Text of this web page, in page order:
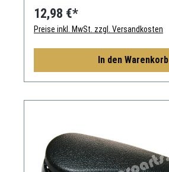
12,98 €*
Preise inkl. MwSt. zzgl. Versandkosten
In den Warenkorb